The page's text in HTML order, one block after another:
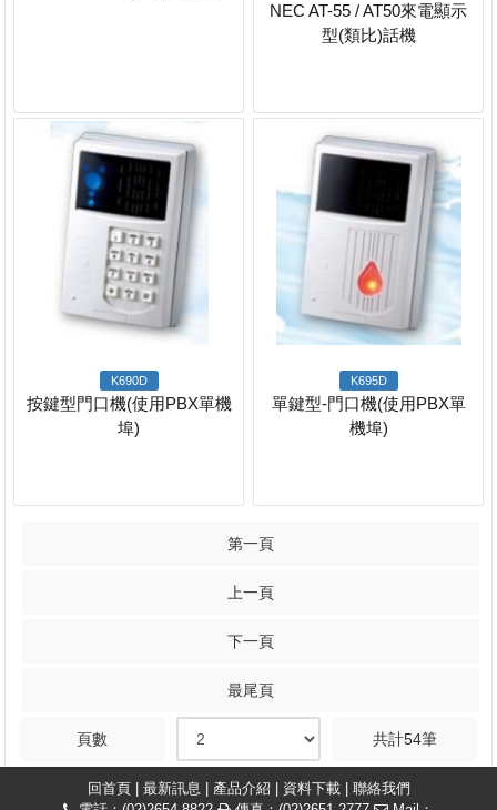
NEC AT-55 / AT50來電顯示
型(類比)話機
K690D
按鍵型門口機(使用PBX單機
埠)
K695D
單鍵型-門口機(使用PBX單
機埠)
第一頁
上一頁
下一頁
最尾頁
頁數 共計54筆
回首頁| 最新訊息 產品介紹 資料下載| 聯絡我們